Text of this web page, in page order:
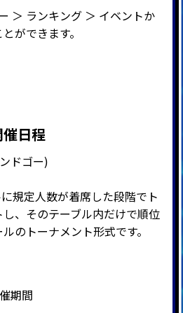
＞ ランキング ＞ イベントか
ができます。
日程
ドゴー)
規定人数が着席した段階でト
、そのテーブル内だけで順位
のトーナメント形式です。
期間